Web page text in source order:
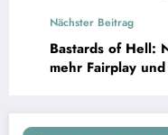
Nächster Beitrag
Bastards of Hell:
mehr Fairplay